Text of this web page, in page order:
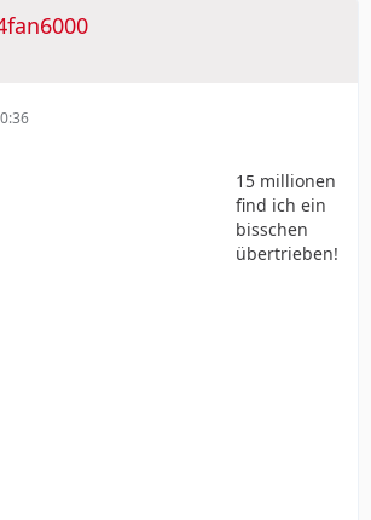
15 millionen
find ich ein
bisschen
übertrieben!